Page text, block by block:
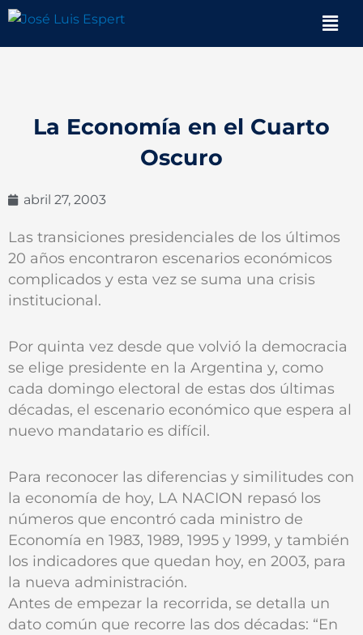
contenido
La Economía en el Cuarto
Oscuro
abril 27, 2003
Las transiciones presidenciales de los últimos
20 años encontraron escenarios económicos
complicados y esta vez se suma una crisis
institucional.
Por quinta vez desde que volvió la democracia
se elige presidente en la Argentina y, como
cada domingo electoral de estas dos últimas
décadas, el escenario económico que espera al
nuevo mandatario es difícil.
Para reconocer las diferencias y similitudes con
la economía de hoy, LA NACION repasó los
números que encontró cada ministro de
Economía en 1983, 1989, 1995 y 1999, y también
los indicadores que quedan hoy, en 2003, para
la nueva administración.
Antes de empezar la recorrida, se detalla un
dato común que recorre las dos décadas: “En